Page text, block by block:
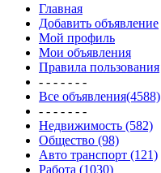
Главная
Добавить объявление
Мой профиль
Мои объявления
Правила пользования
- - - - - - -
Все объявления(4588)
- - - - - - -
Недвижимость (582)
Общество (98)
Авто транспорт (121)
Работа (1030)